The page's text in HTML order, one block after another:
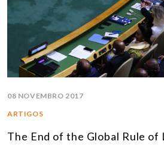
08 NOVEMBRO 2017
ARTIGOS
The End of the Global Rule of